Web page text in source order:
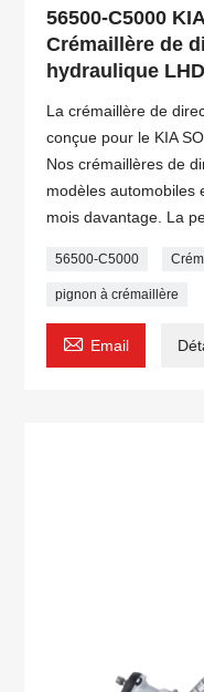
56500-C5000
Crémaillère de
hydraulique LHD
La crémaillère de
conçue pour le KIA
Nos crémaillères de
modèles automobiles
mois davantage. La
56500-C5000
pignon à crémaillère
 Email